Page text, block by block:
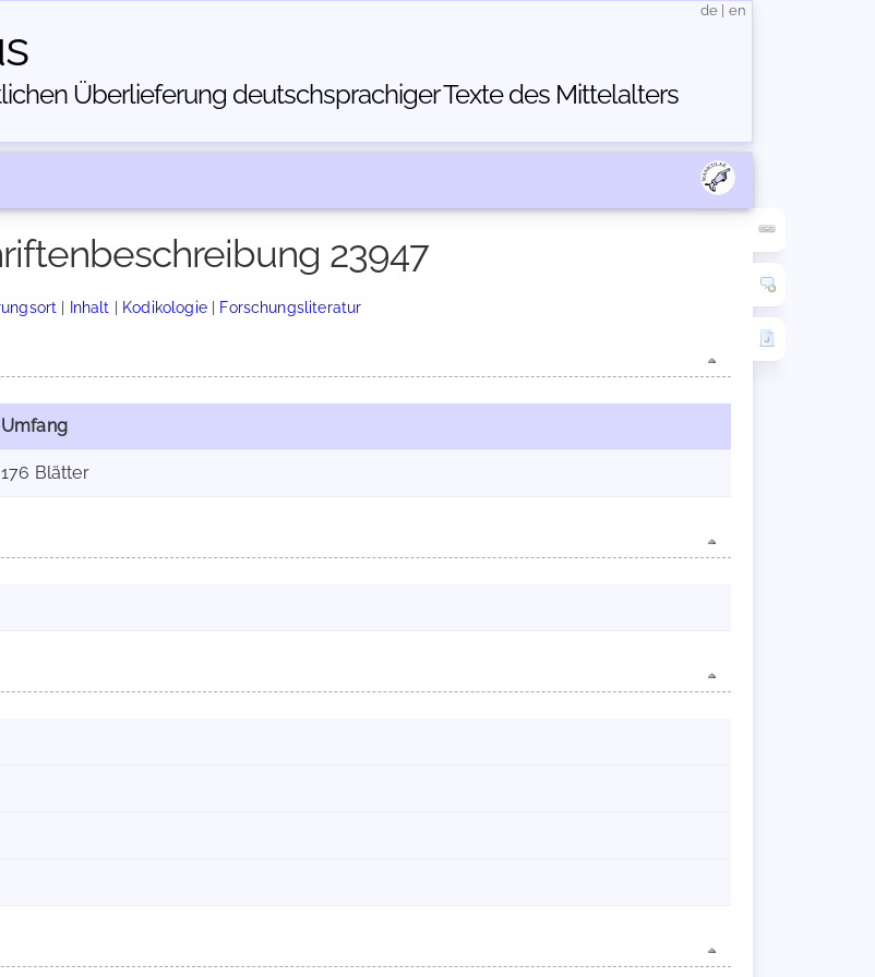
Über­lieferung deutschsprachiger Texte des Mittelalters
de en
23947
| Inhalt | Kodikologie| Forschungsliteratur
Umfang
176 Blätter